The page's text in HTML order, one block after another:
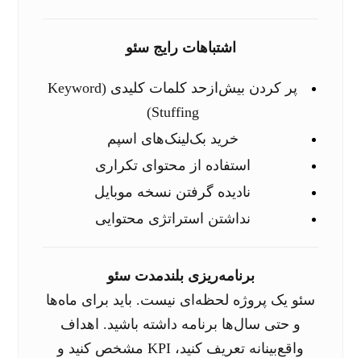
اشتباهات رایج سئو
پر کردن بیش‌از‌حد کلمات کلیدی (Keyword
Stuffing)
خرید بک‌لینک‌های اسپم
استفاده از محتوای تکراری
نادیده گرفتن نسخه موبایل
نداشتن استراتژی محتوایی
برنامه‌ریزی بلندمدت سئو
سئو یک پروژه لحظه‌ای نیست. باید برای ماه‌ها
و حتی سال‌ها برنامه داشته باشید. اهداف
واقع‌بینانه تعریف کنید، KPI مشخص کنید و